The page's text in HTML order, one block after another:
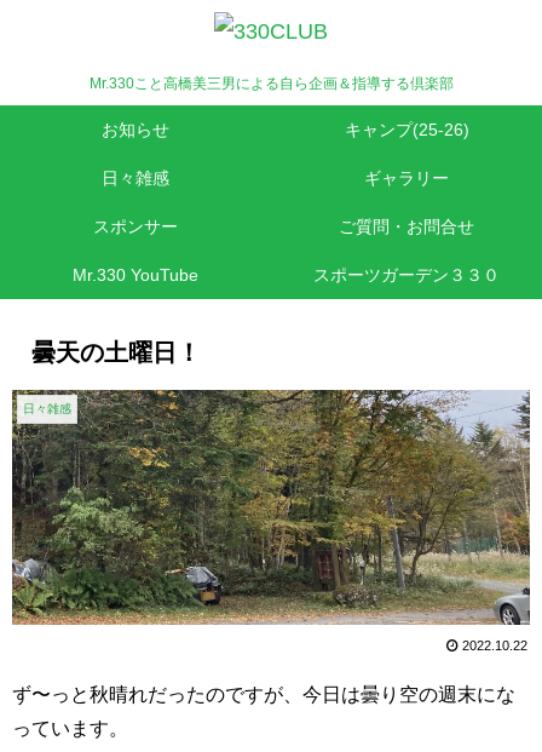
Mr.330こと高橋美三男による自ら企画＆指導する倶楽部
お知らせ キャンプ(25-26)
日々雑感 ギャラリー
スポンサー ご質問・お問合せ
Mr.330 YouTube スポーツガーデン３３０
曇天の土曜日！
日々雑感
2022.10.22
ず〜っと秋晴れだったのですが、今日は曇り空の週末にな
っています。